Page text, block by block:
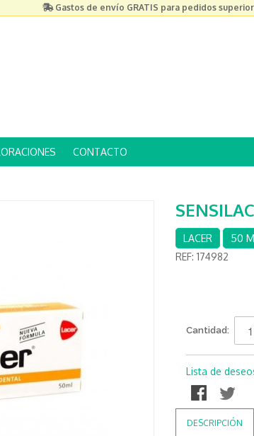
Gastos de envío GRATIS para pedidos
CONTACTO
LACER
50
REF: 174982
Cantidad:
Lista de
DESCRIPCIÓN